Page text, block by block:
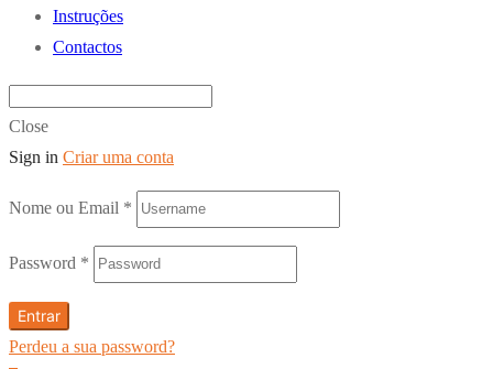
Instruções
Contactos
Close
Sign in Criar uma conta
Nome ou Email *
Password *
Entrar
Perdeu a sua password?